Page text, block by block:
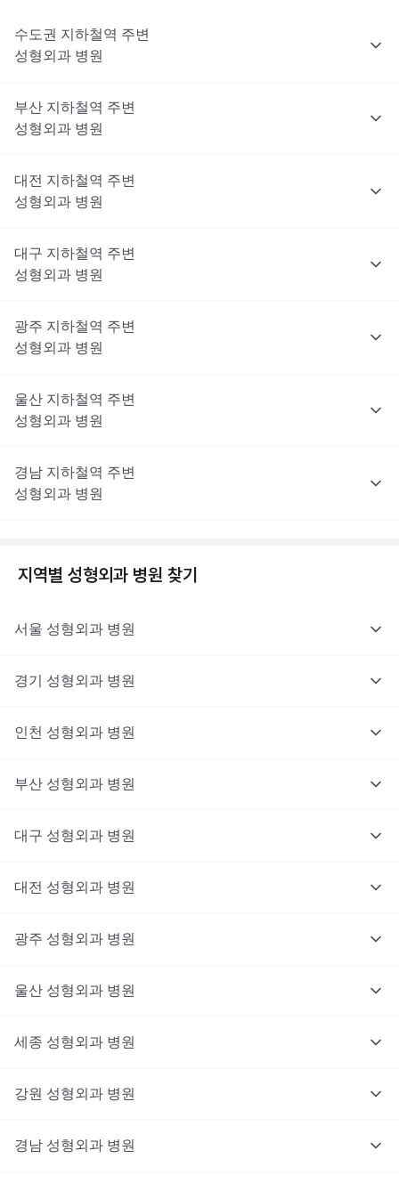
수도권 지하철역 주변
성형외과 병원
부산 지하철역 주변
성형외과 병원
대전 지하철역 주변
성형외과 병원
대구 지하철역 주변
성형외과 병원
광주 지하철역 주변
성형외과 병원
울산 지하철역 주변
성형외과 병원
경남 지하철역 주변
성형외과 병원
지역별 성형외과 병원 찾기
서울 성형외과 병원
경기 성형외과 병원
인천 성형외과 병원
부산 성형외과 병원
대구 성형외과 병원
대전 성형외과 병원
광주 성형외과 병원
울산 성형외과 병원
세종 성형외과 병원
강원 성형외과 병원
경남 성형외과 병원